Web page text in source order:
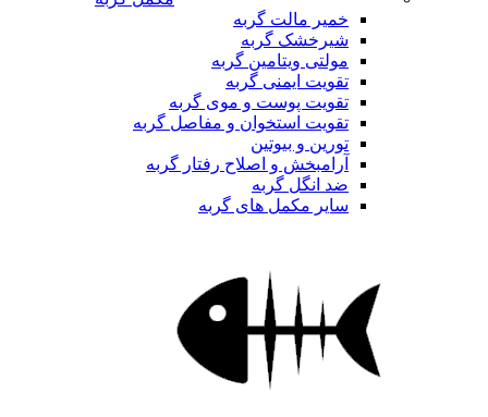
خمیر مالت گربه
شیرخشک گربه
مولتی ویتامین گربه
تقویت ایمنی گربه
تقویت پوست و موی گربه
تقویت استخوان و مفاصل گربه
تورین و بیوتین
آرامبخش و اصلاح رفتار گربه
ضد انگل گربه
سایر مکمل های گربه